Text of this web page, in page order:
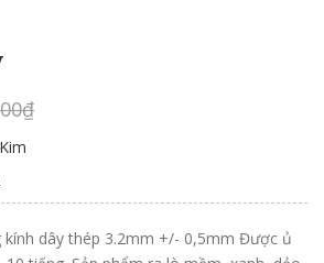
dây thép 3.2mm +/- 0,5mm Được ủ